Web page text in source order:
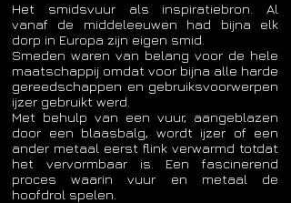
Het smidsvuur als inspiratiebron. Al
vanaf de middeleeuwen had bijna elk
dorp in Europa zijn eigen smid.
Smeden waren van belang voor de hele
maatschappij omdat voor bijna alle harde
gereedschappen en gebruiksvoorwerpen
ijzer gebruikt werd.
Met behulp van een vuur, aangeblazen
door een blaasbalg, wordt ijzer of een
ander metaal eerst flink verwarmd totdat
het vervormbaar is. Een fascinerend
proces waarin vuur en metaal de
hoofdrol spelen.